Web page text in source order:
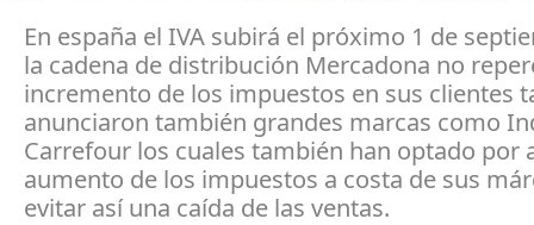
En españa el IVA subirá el próximo 1 de
la cadena de distribución Mercadona no
incremento de los impuestos en sus clientes
anunciaron también grandes marcas como
Carrefour los cuales también han optado por
aumento de los impuestos a costa de sus
evitar así una caída de las ventas.